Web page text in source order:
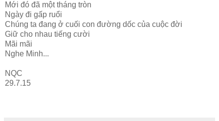
Mới đó đã một tháng tròn
Ngày đi gấp ruổi
Chúng ta đang ở cuối con đường dốc của cuộc đời
Giữ cho nhau tiếng cười
Mãi mãi
Nghe Minh...
NQC
29.7.15